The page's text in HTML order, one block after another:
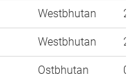
Westbhutan
Westbhutan
Ostbhutan